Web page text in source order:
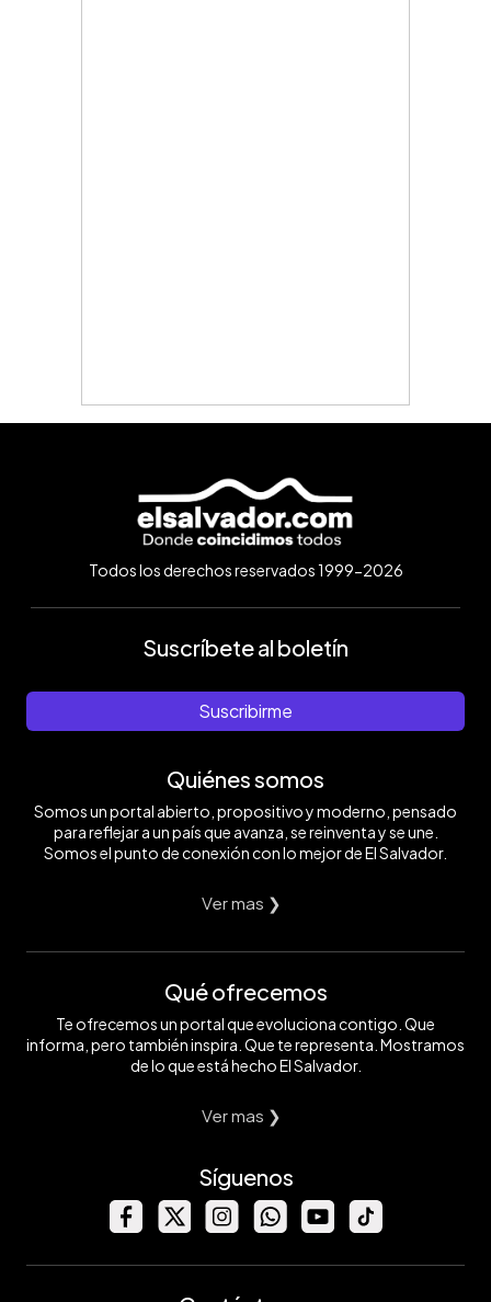
Todos los derechos reservados 1999-2026
Suscríbete al boletín
Suscribirme
Quiénes somos
Somos un portal abierto, propositivo y moderno, pensado
para reflejar a un país que avanza, se reinventa y se une.
Somos el punto de conexión con lo mejor de El Salvador.
Ver mas ❯
Qué ofrecemos
Te ofrecemos un portal que evoluciona contigo. Que
informa, pero también inspira. Que te representa. Mostramos
de lo que está hecho El Salvador.
Ver mas ❯
Síguenos